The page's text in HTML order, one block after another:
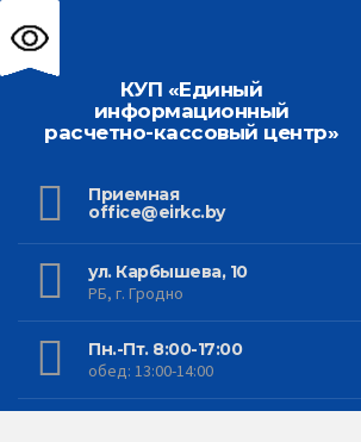
КУП «Единый
информационный
расчетно-кассовый центр»
Приемная
office@eirkc.by
ул. Карбышева, 10
РБ, г. Гродно
Пн.-Пт. 8:00-17:00
обед: 13:00-14:00